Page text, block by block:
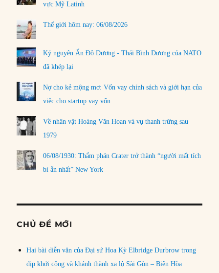
vực Mỹ Latinh
Thế giới hôm nay: 06/08/2026
Kỷ nguyên Ấn Độ Dương - Thái Bình Dương của NATO
đã khép lại
Nợ cho kẻ mộng mơ: Vốn vay chính sách và giới hạn của
việc cho startup vay vốn
Về nhân vật Hoàng Văn Hoan và vụ thanh trừng sau
1979
06/08/1930: Thẩm phán Crater trở thành “người mất tích
bí ẩn nhất” New York
CHỦ ĐỀ MỚI
Hai bài diễn văn của Đại sứ Hoa Kỳ Elbridge Durbrow trong
dịp khởi công và khánh thành xa lộ Sài Gòn – Biên Hòa